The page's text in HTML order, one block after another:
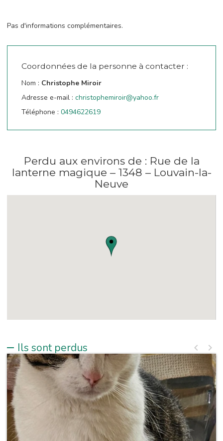
Pas d'informations complémentaires.
Coordonnées de la personne à contacter :
Nom : Christophe Miroir
Adresse e-mail : christophemiroir@yahoo.fr
Téléphone : 0494622619
Perdu aux environs de : Rue de la
lanterne magique – 1348 – Louvain-la-
Neuve
Ils sont perdus